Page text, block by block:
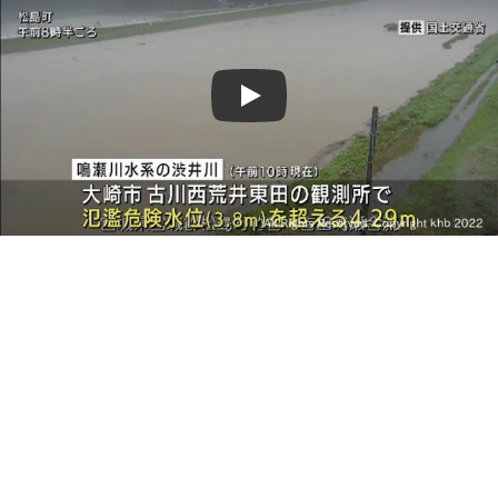
Play